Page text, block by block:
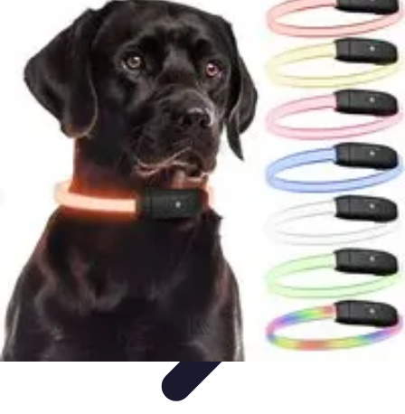
Publica y Comparte
Redes Sociales
Estrategias de ContenidoCreación de
Contenido
Estrategias de contenido Contenido Digital
Publica y Comparte